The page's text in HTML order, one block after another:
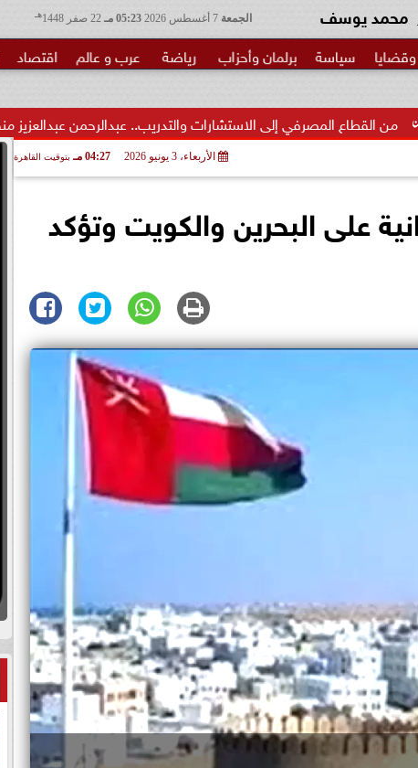
الجمعة 05:23 مـ هـ محمد يوسف
وقضايا سياسة برلمان وأحزاب رياضة عرب و عالم اقتصاد
إلى الاستشارات والتدريب.. عبدالرحمن عبدالعزيز منقل يتوج...
الأربعاء، 3 يونيو 2026 04:27 مـ بتوقيت القاهرة
على البحرين والكويت وتؤكد